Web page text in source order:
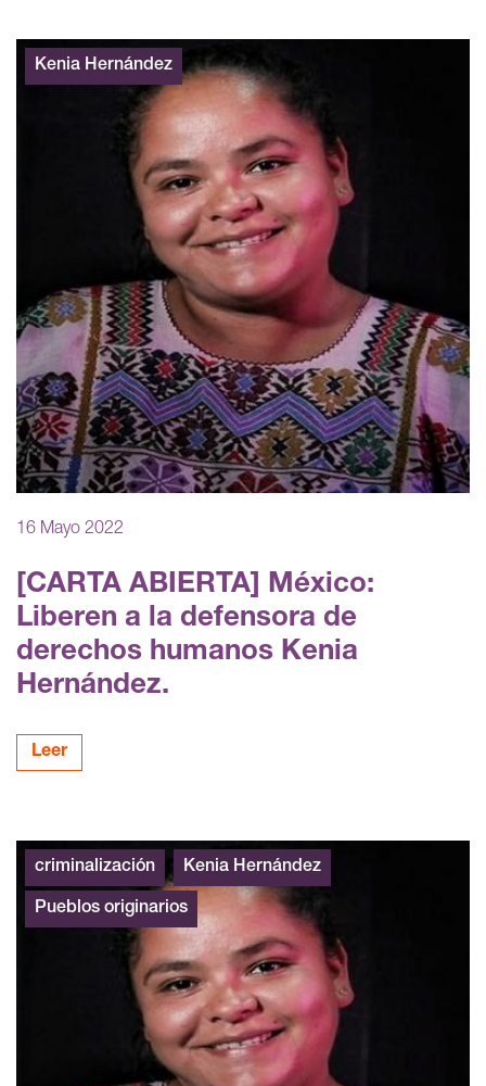
16 Mayo 2022
[CARTA ABIERTA] México:
Liberen a la defensora de
derechos humanos Kenia
Hernández.
Leer
Kenia Hernández
criminalización Kenia Hernández
Pueblos originarios